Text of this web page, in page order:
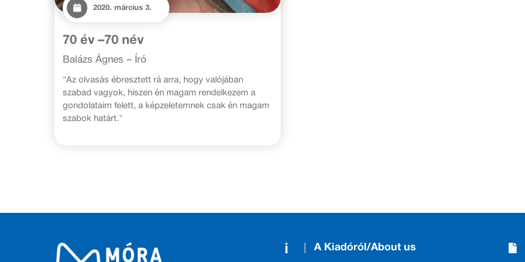
2020. március 3.
70 év –70 név
Balázs Ágnes – Író
"Az olvasás ébresztett rá arra, hogy valójában
szabad vagyok, hiszen én magam rendelkezem a
gondolataim felett, a képzeletemnek csak én magam
szabok határt."
A Kiadóról/About us